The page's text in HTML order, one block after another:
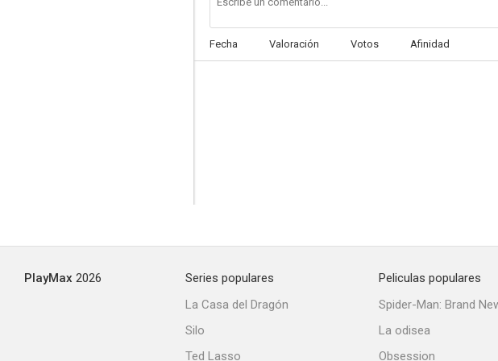
Fecha Valoración Votos Afinidad
PlayMax 2026
Series populares
La Casa del Dragón
Silo
Ted Lasso
Peliculas populares
Spider-Man: Brand
La odisea
Obsession